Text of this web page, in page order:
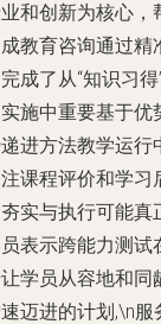
和创新为核心，
教育咨询通过精
成了从“知识习
施中重要基于优
进方法教学运行
课程评价和学习
实与执行可能真
表示跨能力测试
学员从容地和同
迈进的计划,\n